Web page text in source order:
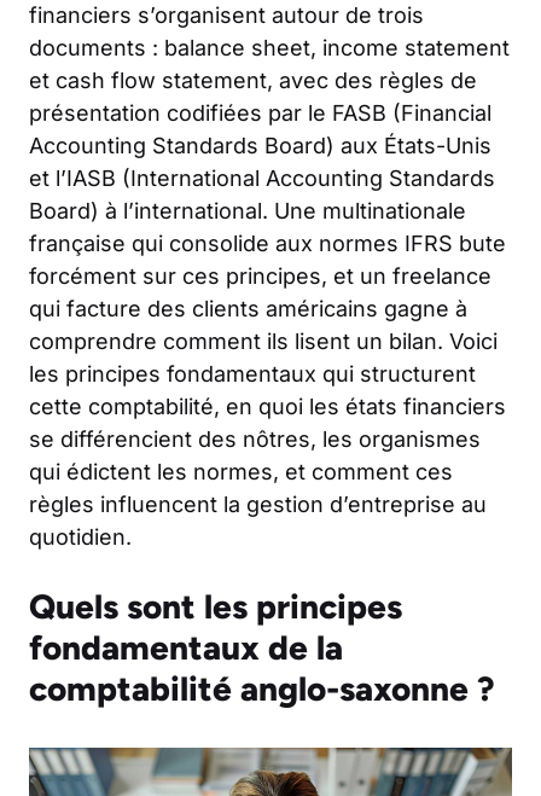
financiers s’organisent autour de trois
documents : balance sheet, income statement
et cash flow statement, avec des règles de
présentation codifiées par le FASB (Financial
Accounting Standards Board) aux États-Unis
et l’IASB (International Accounting Standards
Board) à l’international. Une multinationale
française qui consolide aux normes IFRS bute
forcément sur ces principes, et un freelance
qui facture des clients américains gagne à
comprendre comment ils lisent un bilan. Voici
les principes fondamentaux qui structurent
cette comptabilité, en quoi les états financiers
se différencient des nôtres, les organismes
qui édictent les normes, et comment ces
règles influencent la gestion d’entreprise au
quotidien.
Quels sont les principes
fondamentaux de la
comptabilité anglo-saxonne ?